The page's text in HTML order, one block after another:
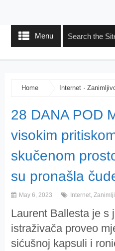
Menu
Home Internet·
28 DANA POD
visokim
skučenom
su pronašla
May 6, 2023 Internet,
Laurent Ballesta je s
istraživača proveo
sićušnoj kapsuli i